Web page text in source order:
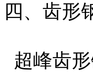
四、齿形
超峰齿